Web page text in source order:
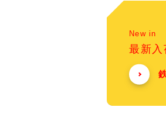
New in
最新入